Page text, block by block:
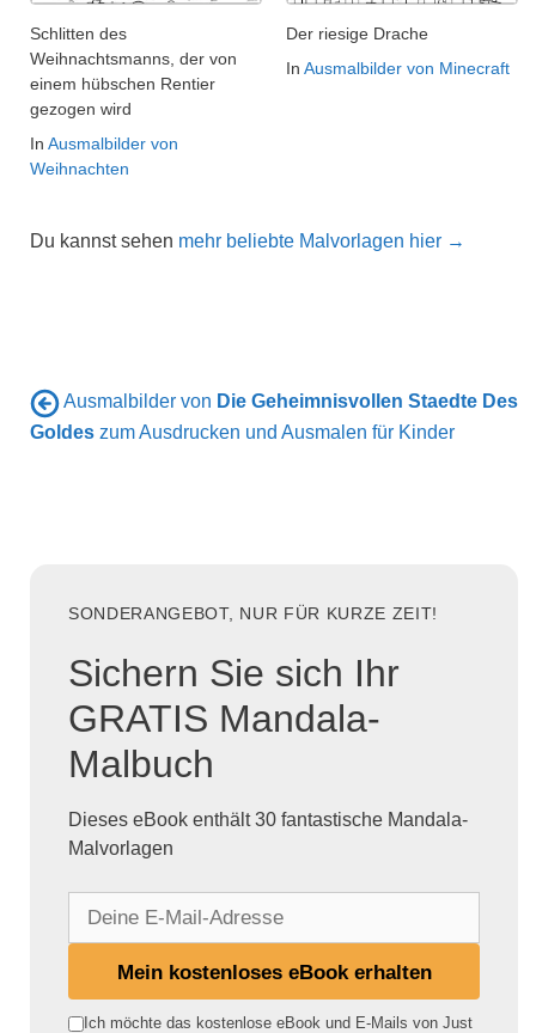
Schlitten des
Weihnachtsmanns, der von
einem hübschen Rentier
gezogen wird
In Ausmalbilder von
Weihnachten
Der riesige Drache
In Ausmalbilder von Minecraft
Du kannst sehen mehr beliebte Malvorlagen hier →
Ausmalbilder von Die Geheimnisvollen Staedte Des
Goldes zum Ausdrucken und Ausmalen für Kinder
SONDERANGEBOT, NUR FÜR KURZE ZEIT!
Sichern Sie sich Ihr
GRATIS Mandala-
Malbuch
Dieses eBook enthält 30 fantastische Mandala-
Malvorlagen
e
Mein kostenloses eBook erhalten
Ich möchte das kostenlose eBook und E-Mails von Just